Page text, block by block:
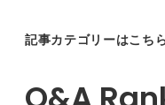
記事カテゴリーはこち